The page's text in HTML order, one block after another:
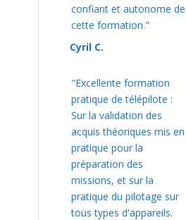
confiant et autonome de
cette formation."
Cyril C.
"Excellente formation
pratique de télépilote :
Sur la validation des
acquis théoriques mis en
pratique pour la
préparation des
missions, et sur la
pratique du pilotage sur
tous types d'appareils.